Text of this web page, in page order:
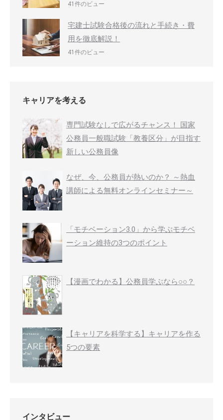
41件のビュー
宅建士試験合格後の流れと手続き・費
用を徹底解説！
41件のビュー
キャリアを考える
専門試験なしで広がるチャンス！ 国家
公務員一般職試験「教養区分」が目指す
新しい公務員像
なぜ、今、公務員が熱いのか？ ～熱血
講師による無料オンラインセミナー～
「モチベーション3.0」から学ぶモチベ
ーション維持の3つのポイント
【漫画でわかる】公務員学ぶなら○○？
【キャリアを科学する】キャリアを作る
5つの要素
インタビュー